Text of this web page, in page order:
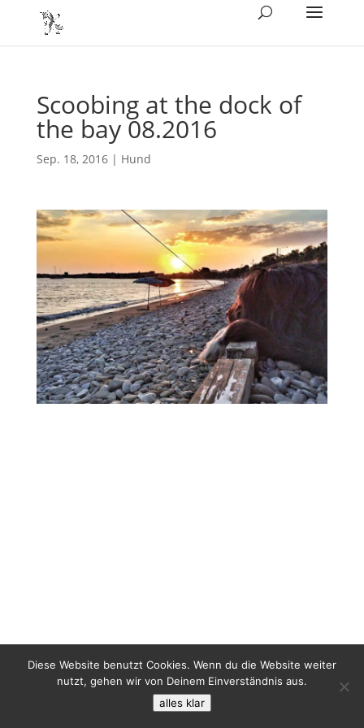
Scoobing at the dock of
the bay 08.2016
Sep. 18, 2016| Hund
Diese Website benutzt Cookies. Wenn du die Website weiter
nutzt, gehen wir von Deinem Einverständnis aus.
alles klar